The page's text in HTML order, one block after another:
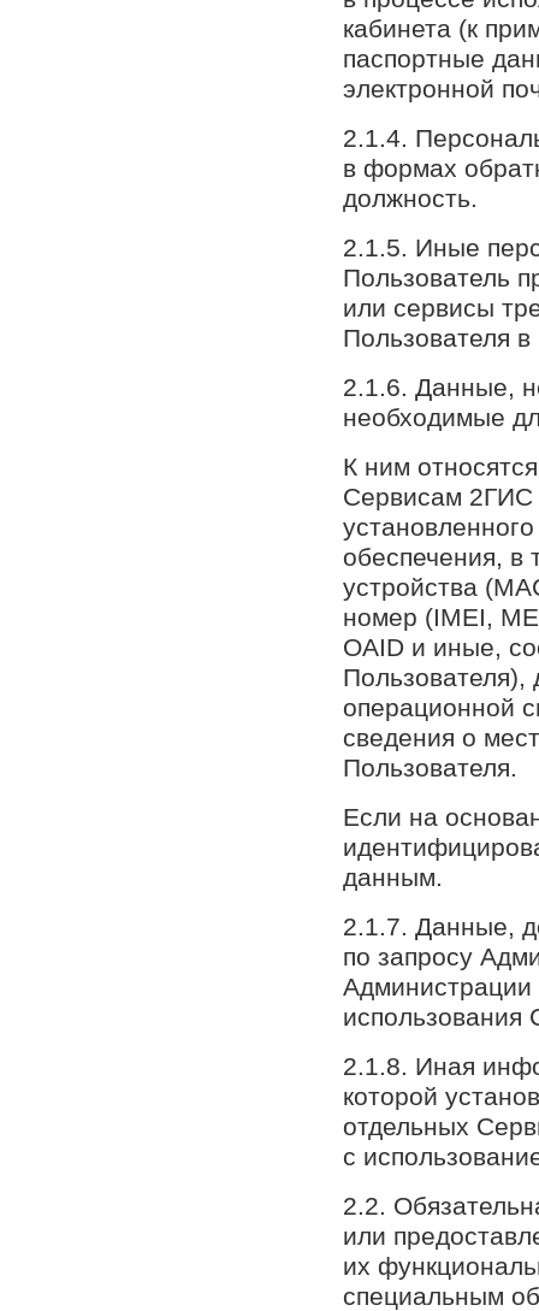
кабинета (к
паспортные
электронной
2.1.4.
в формах
должность.
2.1.5. Иные
Пользователь
или сервисы
Пользователя
2.1.6. Данные,
необходимые
К ним
Сервисам 2ГИС
обеспечения, в
устройства
номер (IMEI,
OAID и иные,
операционной
сведения о
Пользователя.
Если на
данным.
2.1.7. Данные,
по запросу
использования
2.1.8. Иная
которой
отдельных
с
2.2.
или
их
специальным